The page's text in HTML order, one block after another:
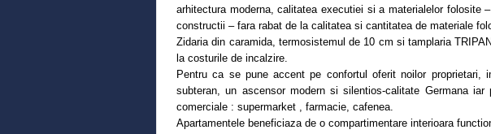
arhitectura moderna, calitatea executiei si a materialelor folosite
constructii – fara rabat de la calitatea si cantitatea de materiale
Zidaria din caramida, termosistemul de 10 cm si tamplaria
la costurile de incalzire.
Pentru ca se pune accent pe confortul oferit noilor proprietari,
subteran, un ascensor modern si silentios-calitate Germana
comerciale : supermarket , farmacie, cafenea.
Apartamentele beneficiaza de o compartimentare interioara